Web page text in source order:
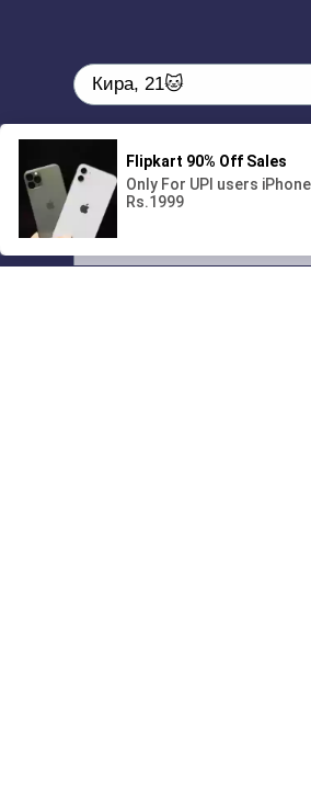
01/07
00:00
Кира, 21🐱
Поиграешь со мной? 💖🐾